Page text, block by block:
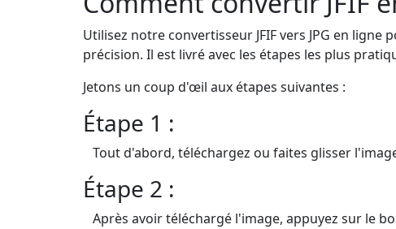
Utilisez notre convertisseur JFIF vers JPG en ligne
précision. Il est livré avec les étapes les plus
Jetons un coup d'œil aux étapes suivantes :
Étape 1 :
Tout d'abord, téléchargez ou faites glisser
Étape 2 :
Après avoir téléchargé l'image, appuyez sur le